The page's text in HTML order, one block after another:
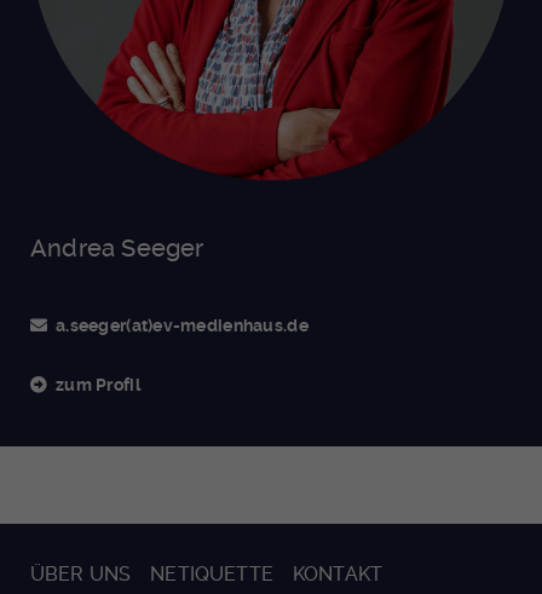
Andrea Seeger
a.seeger(at)ev-medienhaus.de
zum Profil
ÜBER UNS NETIQUETTE KONTAKT